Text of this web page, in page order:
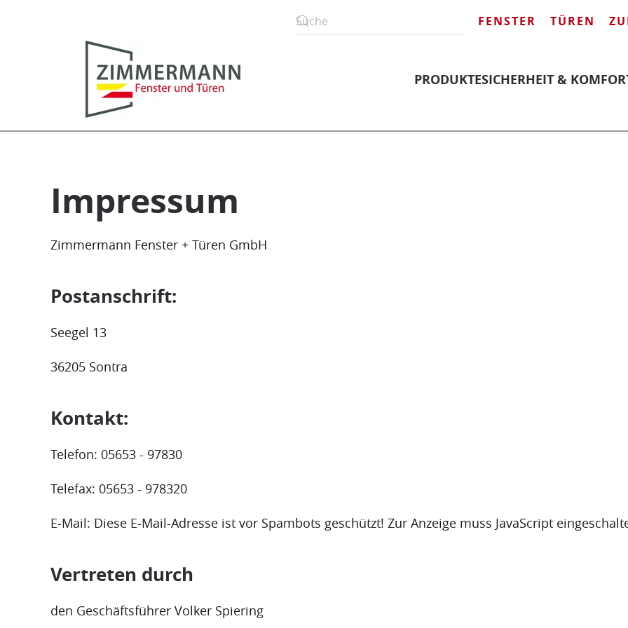
FENSTER TÜREN
PRODUKTESICHERHEIT &
Impressum
Zimmermann Fenster + Türen GmbH
Postanschrift:
Seegel 13
36205 Sontra
Kontakt:
Telefon: 05653 - 97830
Telefax: 05653 - 978320
E-Mail: Diese E-Mail-Adresse ist vor Spambots geschützt! Zur Anzeige muss JavaScript
Vertreten durch
den Geschäftsführer Volker Spiering